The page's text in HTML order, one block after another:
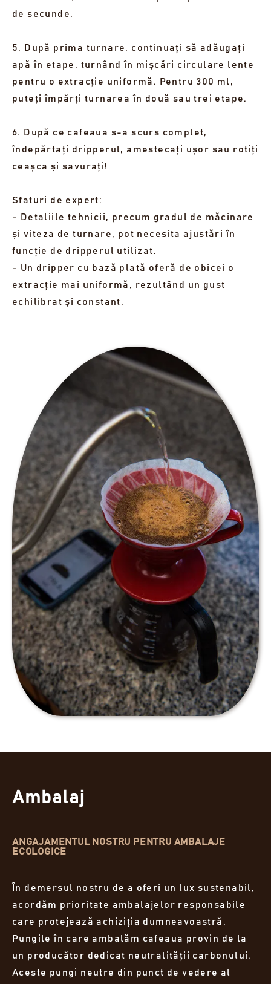
de secunde.
5. După prima turnare, continuați să adăugați
apă în etape, turnând în mișcări circulare lente
pentru o extracție uniformă. Pentru 300 ml,
puteți împărți turnarea în două sau trei etape.
6. După ce cafeaua s-a scurs complet,
îndepărtați dripperul, amestecați ușor sau rotiți
ceașca și savurați!
Sfaturi de expert:
- Detaliile tehnicii, precum gradul de măcinare
și viteza de turnare, pot necesita ajustări în
funcție de dripperul utilizat.
- Un dripper cu bază plată oferă de obicei o
extracție mai uniformă, rezultând un gust
echilibrat și constant.
Ambalaj
ANGAJAMENTUL NOSTRU PENTRU AMBALAJE
ECOLOGICE
În demersul nostru de a oferi un lux sustenabil,
acordăm prioritate ambalajelor responsabile
care protejează achiziția dumneavoastră.
Pungile în care ambalăm cafeaua provin de la
un producător dedicat neutralității carbonului.
Aceste pungi neutre din punct de vedere al